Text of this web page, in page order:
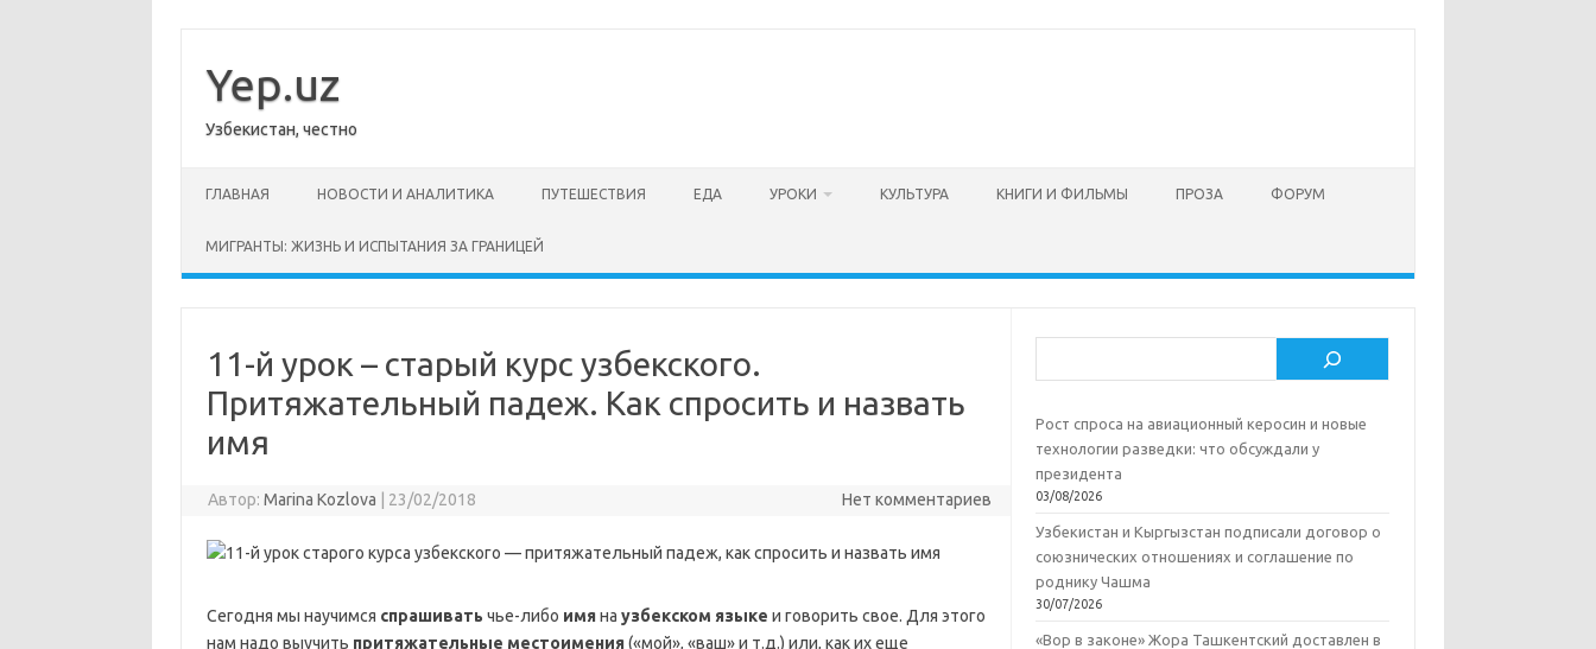
содержимому
Yep.uz
Узбекистан, честно
ГЛАВНАЯ НОВОСТИ И АНАЛИТИКА ПУТЕШЕСТВИЯ ЕДА УРОКИ КУЛЬТУРА КНИГИ И ФИЛЬМЫ ПРОЗА ФОРУМ
МИГРАНТЫ: ЖИЗНЬ И ИСПЫТАНИЯ ЗА ГРАНИЦЕЙ
11-й урок – старый курс узбекского.
Притяжательный падеж. Как спросить и назвать
имя
Автор: Marina Kozlova 23/02/2018 Нет комментариев
Сегодня мы научимся спрашивать чье-либо имяна узбекском языке и говорить свое. Для этого
нам надо выучить притяжательные местоимения(«мой», «ваш» и т.д.) или, как их еще
Рост спроса на авиационный керосин и новые
технологии разведки: что обсуждали у
президента
03/08/2026
Узбекистан и Кыргызстан подписали договор о
союзнических отношениях и соглашение по
роднику Чашма
30/07/2026
«Вор в законе» Жора Ташкентский доставлен в